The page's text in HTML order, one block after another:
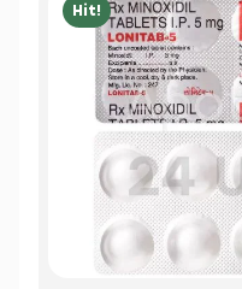
Hit!